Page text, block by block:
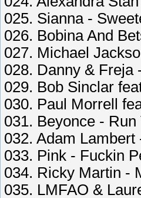
025. Sianna -
026. Bobina And
027. Michael
028. Danny & Freja
029. Bob Sinclar
030. Paul Morrell
031. Beyonce -
032. Adam
033. Pink - Fuckin
034. Ricky Martin -
035. LMFAO &